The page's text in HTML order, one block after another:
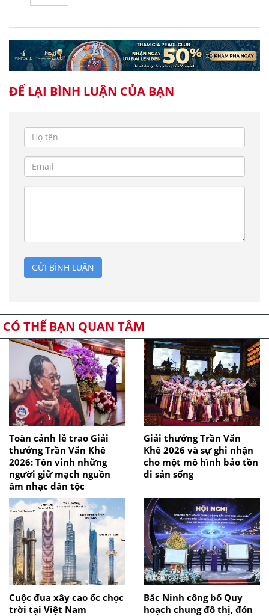
ĐỂ LẠI BÌNH LUẬN CỦA BẠN
GỬI BÌNH LUẬN
CÓ THỂ BẠN QUAN TÂM
Toàn cảnh lễ trao Giải
thưởng Trần Văn Khê
2026: Tôn vinh những
người giữ mạch nguồn
âm nhạc dân tộc
Giải thưởng Trần Văn
Khê 2026 và sự ghi nhận
cho một mô hình bảo tồn
di sản sống
Cuộc đua xây cao ốc chọc
trời tại Việt Nam
Bắc Ninh công bố Quy
hoạch chung đô thị, đón